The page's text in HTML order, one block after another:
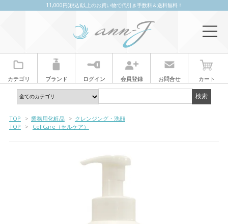
11,000円(税込)以上のお買い物で代引き手数料＆送料無料！
カテゴリ ブランド ログイン 会員登録 お問合せ カート
TOP > 業務用化粧品 > クレンジング・洗顔
TOP
> CellCare（セルケア）